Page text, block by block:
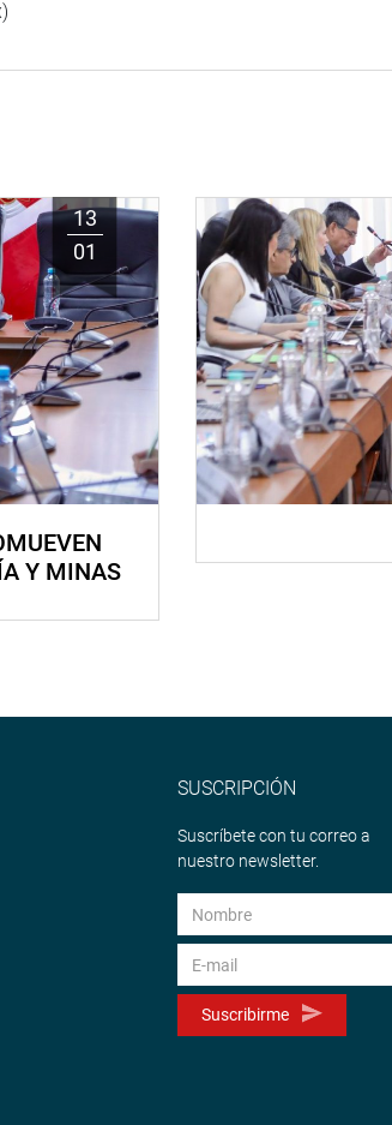
13
01
Y MINAS
SUSCRIPCIÓN
Suscríbete con tu correo a
nuestro newsletter.
Suscribirme